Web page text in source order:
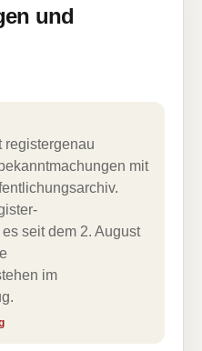
und
registergenau
mit
seit dem 2. August
im